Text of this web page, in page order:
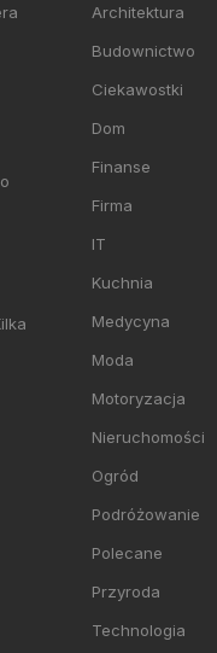
Architektura
Budownictwo
Ciekawostki
Dom
Finanse
Firma
IT
Kuchnia
Medycyna
Moda
Motoryzacja
Nieruchomości
Ogród
Podróżowanie
Polecane
Przyroda
Technologia